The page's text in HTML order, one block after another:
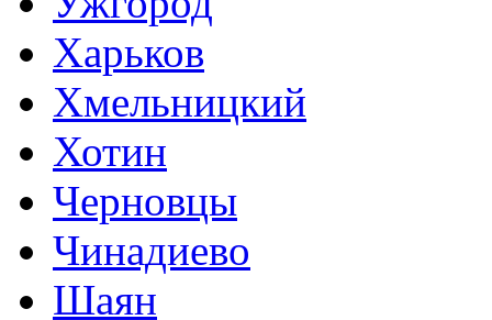
Харьков
Хмельницкий
Хотин
Черновцы
Чинадиево
Шаян